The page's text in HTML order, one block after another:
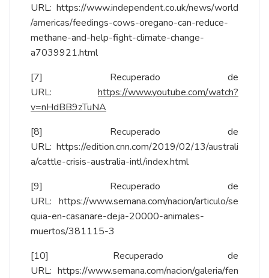
URL: https://www.independent.co.uk/news/world
/americas/feedings-cows-oregano-can-reduce-
methane-and-help-fight-climate-change-
a7039921.html
[7] Recuperado de
URL: https://www.youtube.com/watch?
v=nHdBB9zTuNA
[8] Recuperado de
URL: https://edition.cnn.com/2019/02/13/australi
a/cattle-crisis-australia-intl/index.html
[9] Recuperado de
URL: https://www.semana.com/nacion/articulo/se
quia-en-casanare-deja-20000-animales-
muertos/381115-3
[10] Recuperado de
URL: https://www.semana.com/nacion/galeria/fen